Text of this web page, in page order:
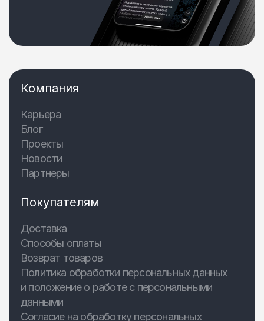
Компания
Карьера
Блог
Проекты
Новости
Партнеры
Покупателям
Доставка
Способы оплаты
Возврат товаров
Политика обработки персональных данных
и положение о работе с персональными
данными
Согласие на обработку персональных